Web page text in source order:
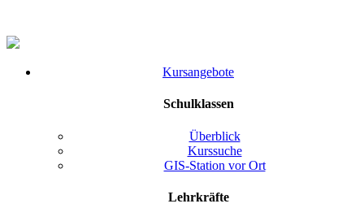
Kursangebote
Schulklassen
Überblick
Kurssuche
GIS-Station vor Ort
Lehrkräfte